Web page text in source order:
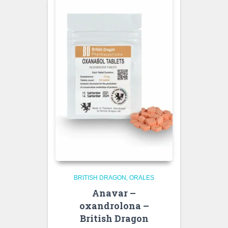
BRITISH DRAGON ORALES
Anavar –
oxandrolona –
British Dragon